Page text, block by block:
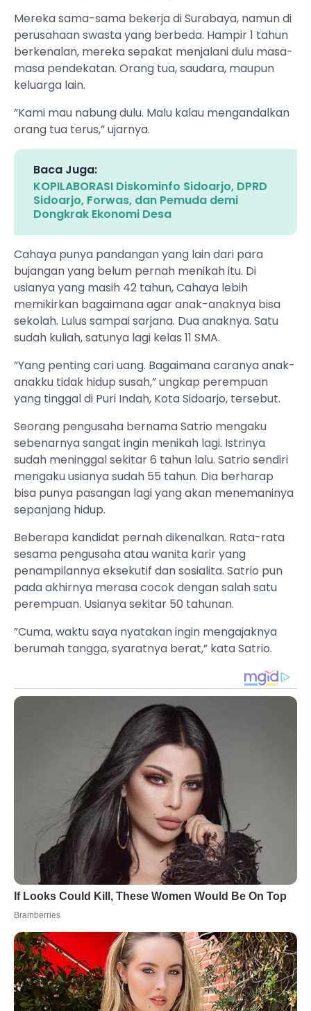
Mereka sama-sama bekerja di Surabaya, namun di
perusahaan swasta yang berbeda. Hampir 1 tahun
berkenalan, mereka sepakat menjalani dulu masa-
masa pendekatan. Orang tua, saudara, maupun
keluarga lain.
”Kami mau nabung dulu. Malu kalau mengandalkan
orang tua terus,” ujarnya.
Baca Juga:
KOPILABORASI Diskominfo Sidoarjo, DPRD
Sidoarjo, Forwas, dan Pemuda demi
Dongkrak Ekonomi Desa
Cahaya punya pandangan yang lain dari para
bujangan yang belum pernah menikah itu. Di
usianya yang masih 42 tahun, Cahaya lebih
memikirkan bagaimana agar anak-anaknya bisa
sekolah. Lulus sampai sarjana. Dua anaknya. Satu
sudah kuliah, satunya lagi kelas 11 SMA.
”Yang penting cari uang. Bagaimana caranya anak-
anakku tidak hidup susah,” ungkap perempuan
yang tinggal di Puri Indah, Kota Sidoarjo, tersebut.
Seorang pengusaha bernama Satrio mengaku
sebenarnya sangat ingin menikah lagi. Istrinya
sudah meninggal sekitar 6 tahun lalu. Satrio sendiri
mengaku usianya sudah 55 tahun. Dia berharap
bisa punya pasangan lagi yang akan menemaninya
sepanjang hidup.
Beberapa kandidat pernah dikenalkan. Rata-rata
sesama pengusaha atau wanita karir yang
penampilannya eksekutif dan sosialita. Satrio pun
pada akhirnya merasa cocok dengan salah satu
perempuan. Usianya sekitar 50 tahunan.
”Cuma, waktu saya nyatakan ingin mengajaknya
berumah tangga, syaratnya berat,” kata Satrio.